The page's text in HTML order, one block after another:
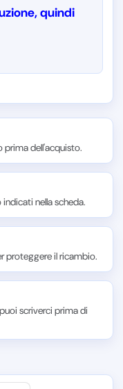
quindi
prima dell'acquisto.
nella scheda.
proteggere il ricambio.
scriverci prima di